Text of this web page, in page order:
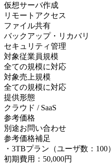
仮想サーバ作成
リモートアクセス
ファイル共有
バックアップ・リカバリ
セキュリティ管理
対象従業員規模
全ての規模に対応
対象売上規模
全ての規模に対応
提供形態
クラウド / SaaS
参考価格
別途お問い合わせ
参考価格補足
・3TBプラン（ユーザ数：100）
初期費用：50,000円